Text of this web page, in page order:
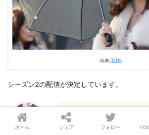
出典: IMDb
シーズン2の配信が決定しています。
「泣ける海外ドラマ」と
ったとしたら、なかなか
ホーム シェア フォロー